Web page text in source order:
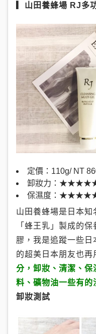
▎山田養蜂場 RJ多
定價：110g/ NT
卸妝力：
保濕度：
山田養蜂場是日本知
「蜂王乳」製成的
膠，我是追蹤一些
的超美日本朋友也再
分，卸妝、清潔、保
料、礦物油一些有的
卸妝測試